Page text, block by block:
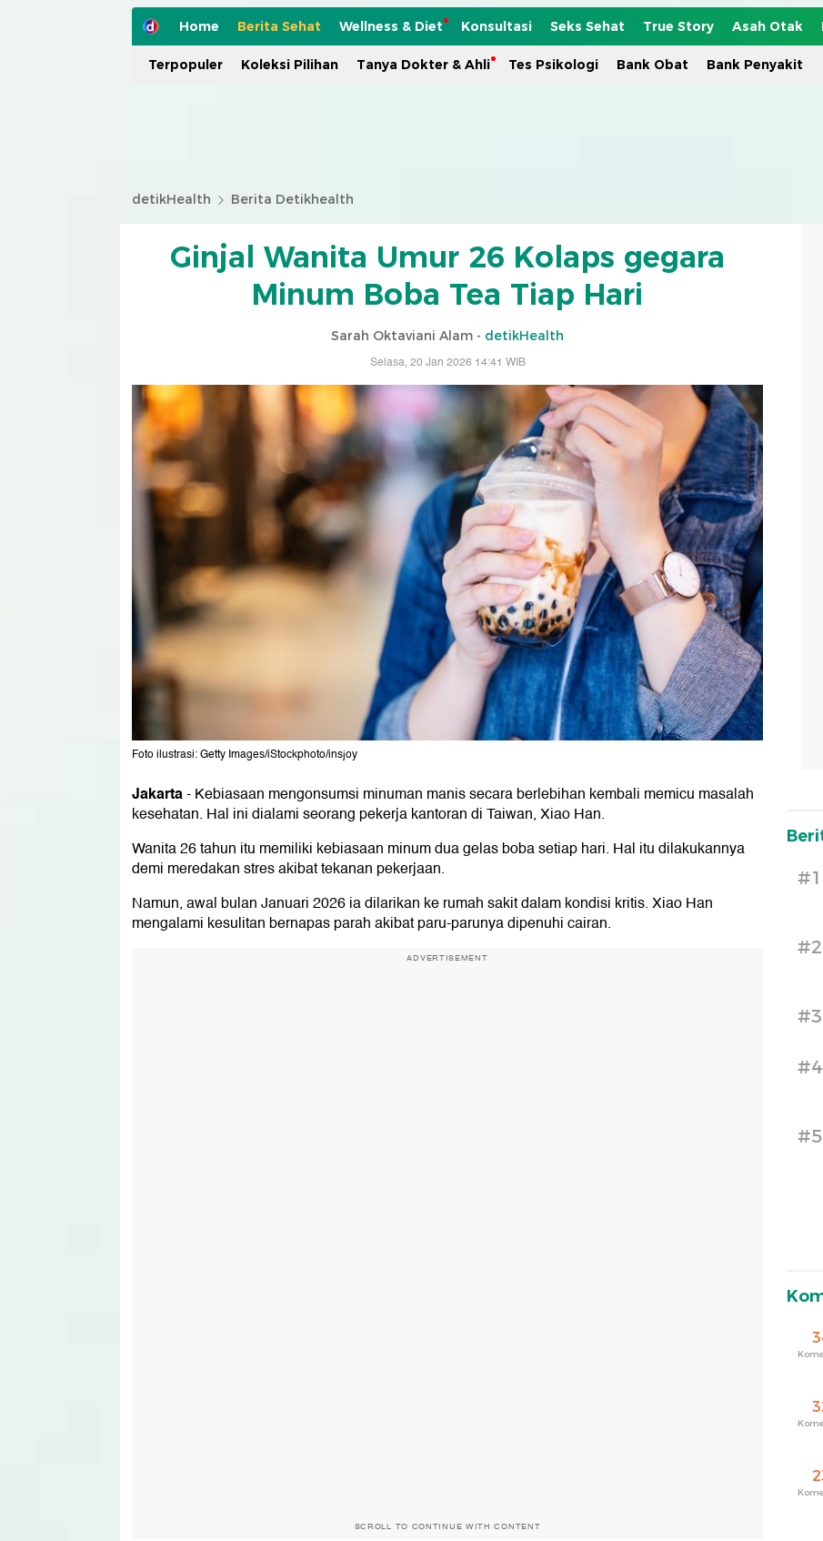
Home Berita Sehat Wellness & Diet Konsultasi Seks Sehat True Story Asah Otak
Terpopuler Koleksi Pilihan Tanya Dokter & Ahli Tes Psikologi Bank Obat Bank Penyakit
detikHealth Berita Detikhealth
Ginjal Wanita Umur 26 Kolaps gegara
Minum Boba Tea Tiap Hari
Sarah Oktaviani Alam - detikHealth
Selasa, 20 Jan 2026 14:41 WIB
Foto ilustrasi: Getty Images/iStockphoto/insjoy
Jakarta-Kebiasaan mengonsumsi minuman manis secara berlebihan kembali memicu masalah
kesehatan. Hal ini dialami seorang pekerja kantoran di Taiwan, Xiao Han.
Wanita 26 tahun itu memiliki kebiasaan minum dua gelas boba setiap hari. Hal itu dilakukannya
demi meredakan stres akibat tekanan pekerjaan.
Namun, awal bulan Januari 2026 ia dilarikan ke rumah sakit dalam kondisi kritis. Xiao Han
mengalami kesulitan bernapas parah akibat paru-parunya dipenuhi cairan.
ADVERTISEMENT
SCROLL TO CONTINUE WITH CONTENT
#1
#2
#3
#4
#5